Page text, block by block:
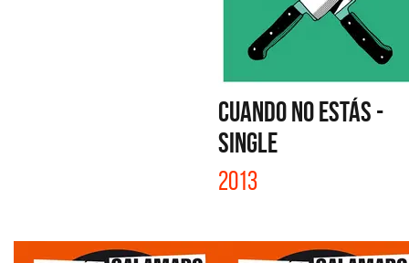
CUANDO NO ESTÁS -
SINGLE
2013